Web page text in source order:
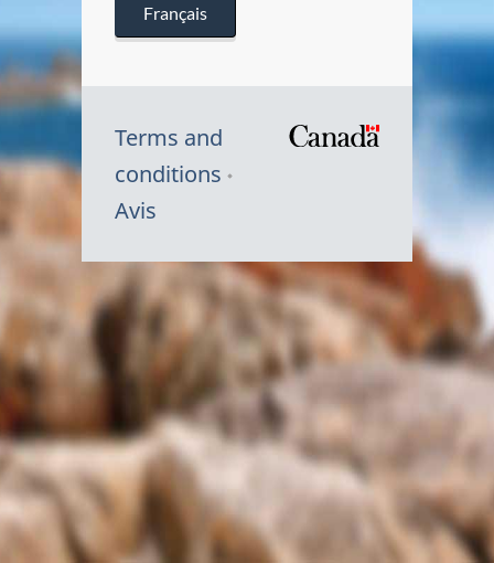
Français
Terms and
conditions
Avis
Symbole
du
Canada